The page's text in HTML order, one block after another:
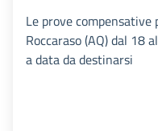
Le prove
Roccaraso (AQ) dal 18
a data da destinarsi